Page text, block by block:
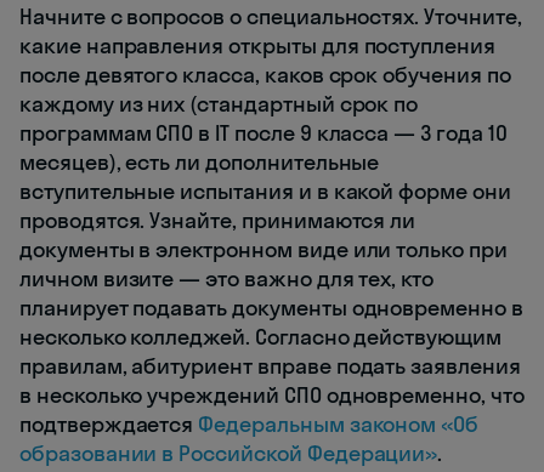
Начните с вопросов о специальностях. Уточните,
какие направления открыты для поступления
после девятого класса, каков срок обучения по
каждому из них (стандартный срок по
программам СПО в IT после 9 класса — 3 года 10
месяцев), есть ли дополнительные
вступительные испытания и в какой форме они
проводятся. Узнайте, принимаются ли
документы в электронном виде или только при
личном визите — это важно для тех, кто
планирует подавать документы одновременно в
несколько колледжей. Согласно действующим
правилам, абитуриент вправе подать заявления
в несколько учреждений СПО одновременно, что
подтверждается Федеральным законом «Об
образовании в Российской Федерации».